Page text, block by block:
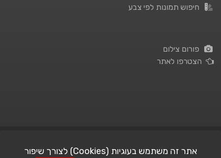
חיפוש תמונות לפי צבע
פורום צילום
הצטרפו לאתר
אתר זה משתמש בעוגיות (Cookies) לצורך שיפור